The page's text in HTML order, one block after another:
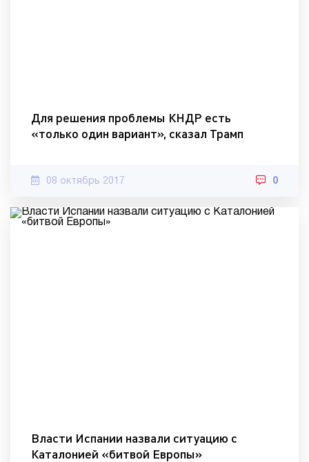
Для решения проблемы КНДР есть
«только один вариант», сказал Трамп
08 октябрь 2017 0
Власти Испании назвали ситуацию с
Каталонией «битвой Европы»